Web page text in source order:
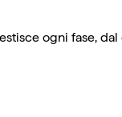
ogni fase,